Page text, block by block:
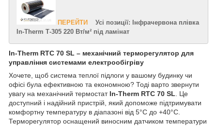
ПЕРЕЙТИ
Усі позиції: Інфрачервона плівка
In-Therm Т-305 220 Вт/м² під ламінат
In-Therm RTC 70 SL – механічний терморегулятор для
управління системами електрообігріву
Хочете, щоб система теплої підлоги у вашому будинку чи
офісі була ефективною та економною? Тоді варто звернути
увагу на механічний термостат In-Therm RTC 70 SL. Це
доступний і надійний пристрій, який допоможе підтримувати
комфортну температуру в діапазоні від 5°С до +40°С.
Терморегулятор оснащений виносним датчиком температури